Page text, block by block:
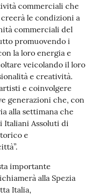
commerciali che
le condizioni a
commerciali del
promuovendo i
la loro energia e
veicolando il loro
e creatività.
e coinvolgere
generazioni che, con
alla settimana che
Italiani Assoluti di
e
importante
alla Spezia
Italia,